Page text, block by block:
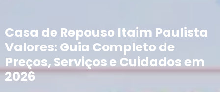
Casa de Repouso Itaim Paulista
Valores: Guia Completo de
Preços, Serviços e Cuidados em
2026